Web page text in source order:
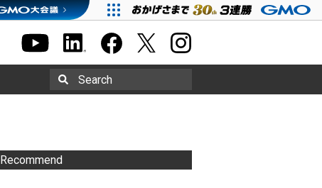
Search
Recommend